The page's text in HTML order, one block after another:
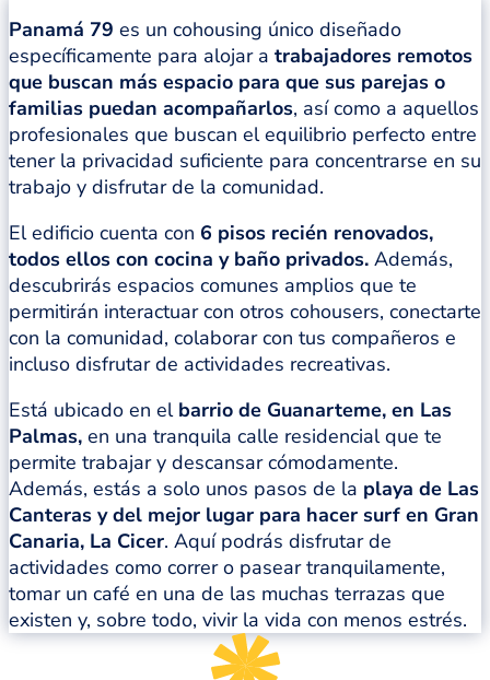
Panamá 79 es un cohousing único diseñado
específicamente para alojar a trabajadores remotos
que buscan más espacio para que sus parejas o
familias puedan acompañarlos, así como a aquellos
profesionales que buscan el equilibrio perfecto entre
tener la privacidad suficiente para concentrarse en su
trabajo y disfrutar de la comunidad.
El edificio cuenta con 6 pisos recién renovados,
todos ellos con cocina y baño privados. Además,
descubrirás espacios comunes amplios que te
permitirán interactuar con otros cohousers, conectarte
con la comunidad, colaborar con tus compañeros e
incluso disfrutar de actividades recreativas.
Está ubicado en el barrio de Guanarteme, en Las
Palmas, en una tranquila calle residencial que te
permite trabajar y descansar cómodamente.
Además, estás a solo unos pasos de la playa de Las
Canteras y del mejor lugar para hacer surf en Gran
Canaria, La Cicer. Aquí podrás disfrutar de
actividades como correr o pasear tranquilamente,
tomar un café en una de las muchas terrazas que
existen y, sobre todo, vivir la vida con menos estrés.